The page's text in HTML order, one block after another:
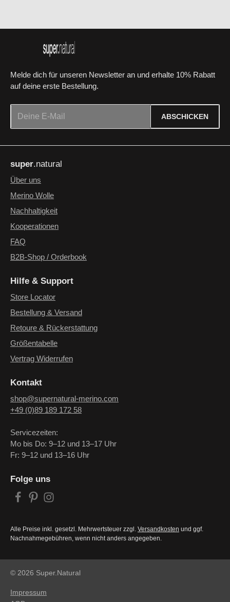
f
Melde dich für unseren Newsletter an und erhalte 10% Rabatt
auf deine erste Bestellung.
ABSCHICKEN
genommen und die
einverstanden.
Die mit einem Stern (*) markierten Felder sind Pflichtfelder.
Folge uns
Alle Preise inkl. gesetzl. Mehrwertsteuer zzgl. Versandkosten und ggf.
Nachnahmegebühren, wenn nicht anders angegeben.
super.natural
Über uns
Merino Wolle
Nachhaltigkeit
Kooperationen
FAQ
B2B-Shop / Orderbook
Hilfe & Support
Store Locator
Bestellung & Versand
Retoure & Rückerstattung
Größentabelle
Vertrag Widerrufen
Kontakt
shop@supernatural-merino.com
+49 (0)89 189 172 58
Servicezeiten:
Mo bis Do: 9–12 und 13–17 Uhr
Fr: 9–12 und 13–16 Uhr
© 2026 Super.Natural
Impressum